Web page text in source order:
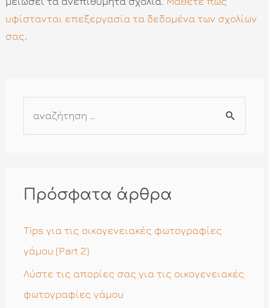
υφίστανται επεξεργασία τα δεδομένα των σχολίων
σας.
ή
η
σ
η
γ
Πρόσφατα άρθρα
Tips για τις οικογενειακές φωτογραφίες
γάμου (Part 2)
Λύστε τις απορίες σας για τις οικογενειακές
φωτογραφίες γάμου